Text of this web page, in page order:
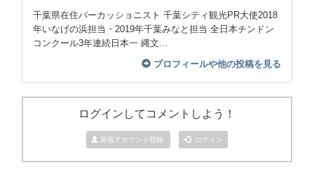
千葉県在住パーカッショニスト 千葉シティ観光PR大使2018
年いなげの浜担当・2019年千葉みなと担当 全日本チンドン
コンクール3年連続日本一 縄文...
プロフィールや他の投稿を見る
ログインしてコメントしよう！
新規アカウント登録 ログイン